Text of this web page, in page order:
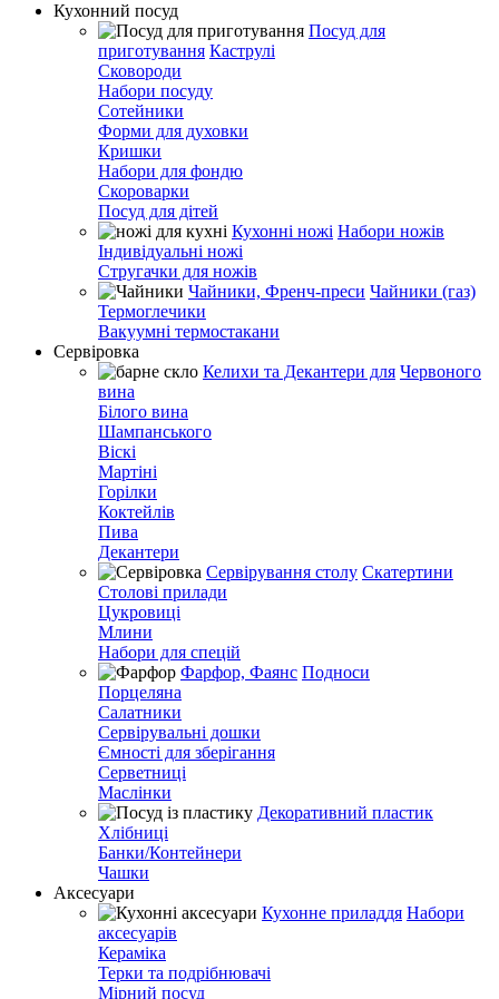
Кухонний посуд
Посуд для
приготування Каструлі
Сковороди
Набори посуду
Сотейники
Форми для духовки
Кришки
Набори для фондю
Скороварки
Посуд для дітей
Кухонні ножі Набори ножів
Індивідуальні ножі
Стругачки для ножів
Чайники, Френч-преси Чайники (газ)
Термоглечики
Вакуумні термостакани
Сервіровка
Келихи та Декантери для Червоного
вина
Білого вина
Шампанського
Віскі
Мартіні
Горілки
Коктейлів
Пива
Декантери
Сервірування столу Скатертини
Столові прилади
Цукровиці
Млини
Набори для спецій
Фарфор, Фаянс Подноси
Порцеляна
Салатники
Сервірувальні дошки
Ємності для зберігання
Серветниці
Маслінки
Декоративний пластик
Хлібниці
Банки/Контейнери
Чашки
Аксесуари
Кухонне приладдя Набори
аксесуарів
Кераміка
Терки та подрібнювачі
Мірний посуд